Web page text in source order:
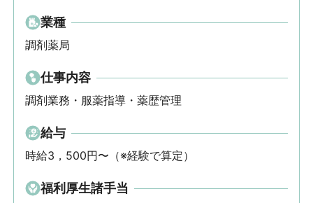
業種
調剤薬局
仕事内容
調剤業務・服薬指導・薬歴管理
給与
時給3，500円〜（※経験で算定）
福利厚生諸手当